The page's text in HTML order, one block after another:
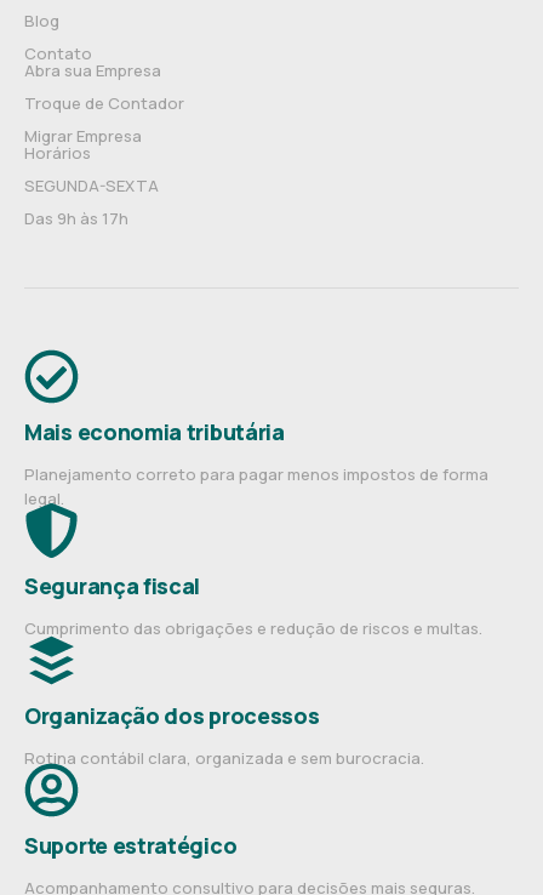
Blog
Contato
Abra sua Empresa
Troque de Contador
Migrar Empresa
Horários
SEGUNDA-SEXTA
Das 9h às 17h
Mais economia tributária
Planejamento correto para pagar menos impostos de forma
legal.
Segurança fiscal
Cumprimento das obrigações e redução de riscos e multas.
Organização dos processos
Rotina contábil clara, organizada e sem burocracia.
Suporte estratégico
Acompanhamento consultivo para decisões mais seguras.